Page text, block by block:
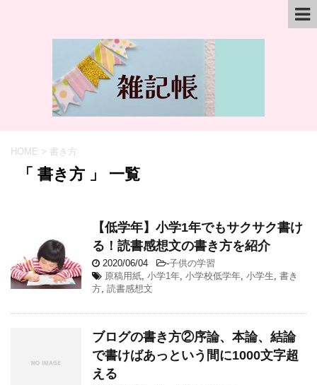
HOME > 書き方
「 書き方 」 一覧
【低学年】小学1年でもサクサク書け
る！読書感想文の書き方を紹介
2020/06/04 -子供の学習
原稿用紙, 小学1年, 小学校低学年, 小学生, 書き
方, 読書感想文
ブログの書き方②序論、本論、結論
で書けばあっという間に1000文字超
える